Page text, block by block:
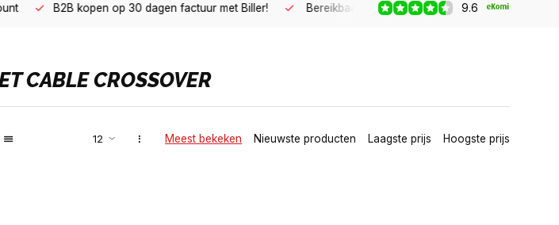
B2B kopen op 30 dagen factuur met Biller! Bereikbaar per telefoon op werkdagen van 09:00 tot
9.6
CABLE CROSSOVER
Meest bekeken Nieuwste producten Laagste prijs Hoogste prijs